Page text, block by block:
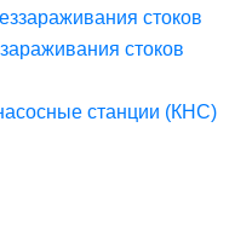
стоков
стоков
станции (КНС)